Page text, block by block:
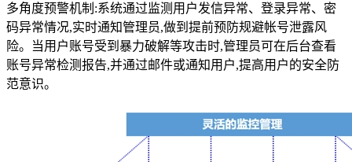
多角度预警机制:系统通过监测用户发信异常、登录异常、密
码异常情况,实时通知管理员,做到提前预防规避帐号泄露风
险。当用户账号受到暴力破解等攻击时,管理员可在后台查看
账号异常检测报告,并通过邮件或通知用户,提高用户的安全防
范意识。